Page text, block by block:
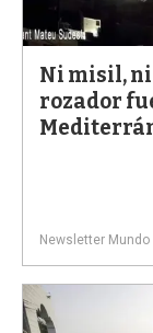
Ni misil,
rozador
Newsletter Mundo